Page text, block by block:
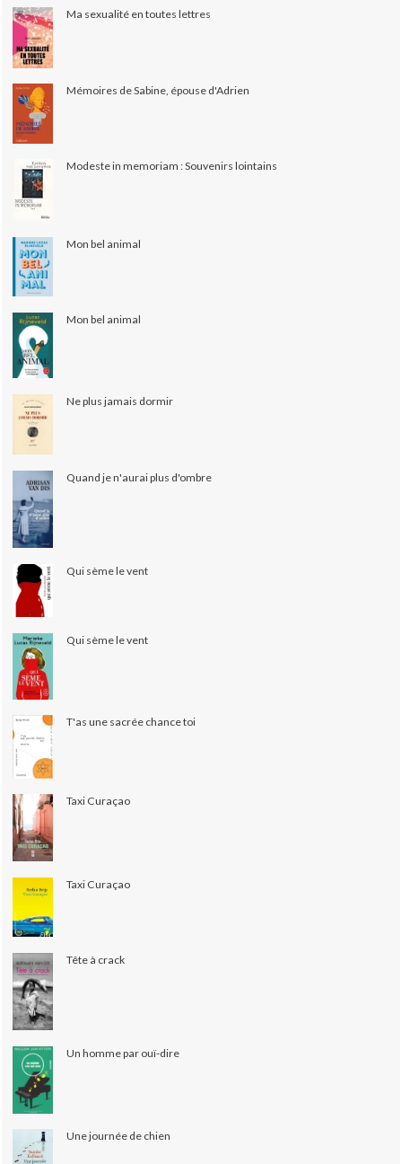
Ma sexualité en toutes lettres
Mémoires de Sabine, épouse d'Adrien
Modeste in memoriam : Souvenirs lointains
Mon bel animal
Mon bel animal
Ne plus jamais dormir
Quand je n'aurai plus d'ombre
Qui sème le vent
Qui sème le vent
T'as une sacrée chance toi
Taxi Curaçao
Taxi Curaçao
Tête à crack
Un homme par ouï-dire
Une journée de chien